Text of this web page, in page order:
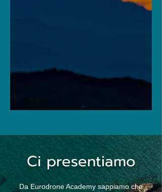
Ci presentiamo
Da Eurodrone Academy sappiamo che